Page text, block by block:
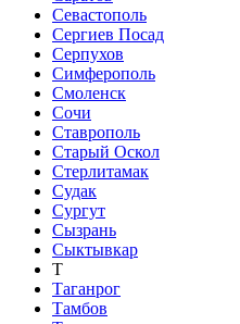
Севастополь
Сергиев Посад
Серпухов
Симферополь
Смоленск
Сочи
Ставрополь
Старый Оскол
Стерлитамак
Судак
Сургут
Сызрань
Сыктывкар
Т
Таганрог
Тамбов